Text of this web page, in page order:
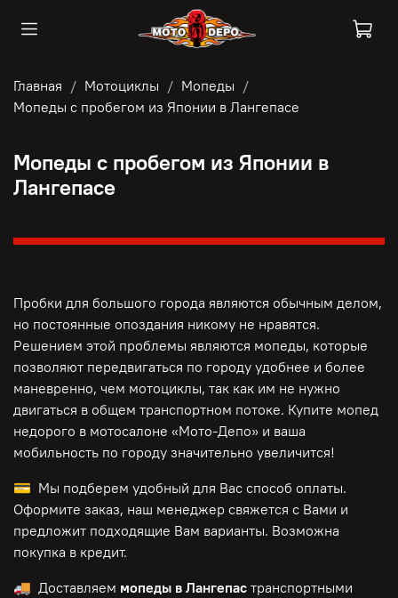
Главная Мотоциклы
Мопеды
Мопеды с пробегом из Японии в Лангепасе
Мопеды с пробегом из Японии в
Лангепасе
Пробки для большого города являются обычным делом,
но постоянные опоздания никому не нравятся.
Решением этой проблемы являются мопеды, которые
позволяют передвигаться по городу удобнее и более
маневренно, чем мотоциклы, так как им не нужно
двигаться в общем транспортном потоке. Купите мопед
недорого в мотосалоне «Мото-Депо» и ваша
мобильность по городу значительно увеличится!
💳 Мы подберем удобный для Вас способ оплаты.
Оформите заказ, наш менеджер свяжется с Вами и
предложит подходящие Вам варианты. Возможна
покупка в кредит.
🚚 Доставляем мопеды в Лангепас транспортными